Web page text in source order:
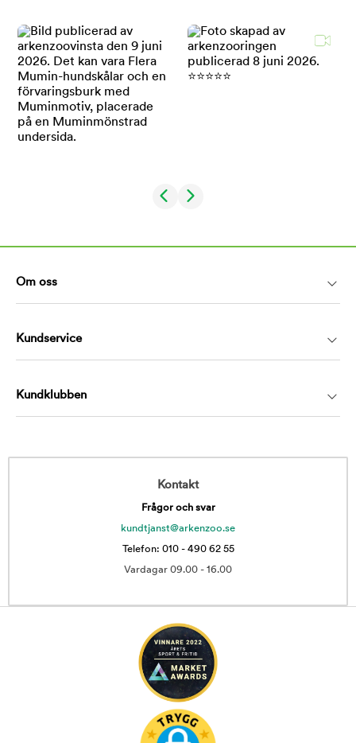
Om oss
Kundservice
Kundklubben
Kontakt
Frågor och svar
kundtjanst@arkenzoo.se
Telefon: 010 - 490 62 55
Vardagar 09.00 - 16.00